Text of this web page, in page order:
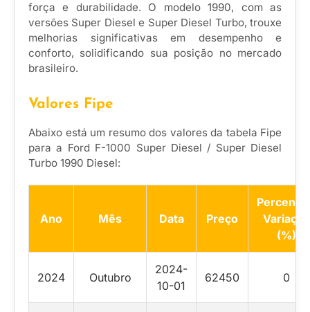
força e durabilidade. O modelo 1990, com as
versões Super Diesel e Super Diesel Turbo, trouxe
melhorias significativas em desempenho e
conforto, solidificando sua posição no mercado
brasileiro.
Valores Fipe
Abaixo está um resumo dos valores da tabela Fipe
para a Ford F-1000 Super Diesel / Super Diesel
Turbo 1990 Diesel:
Ano Mês Data Preço
Variação
(%)
2024 Outubro
2024-
10-01
62450 0